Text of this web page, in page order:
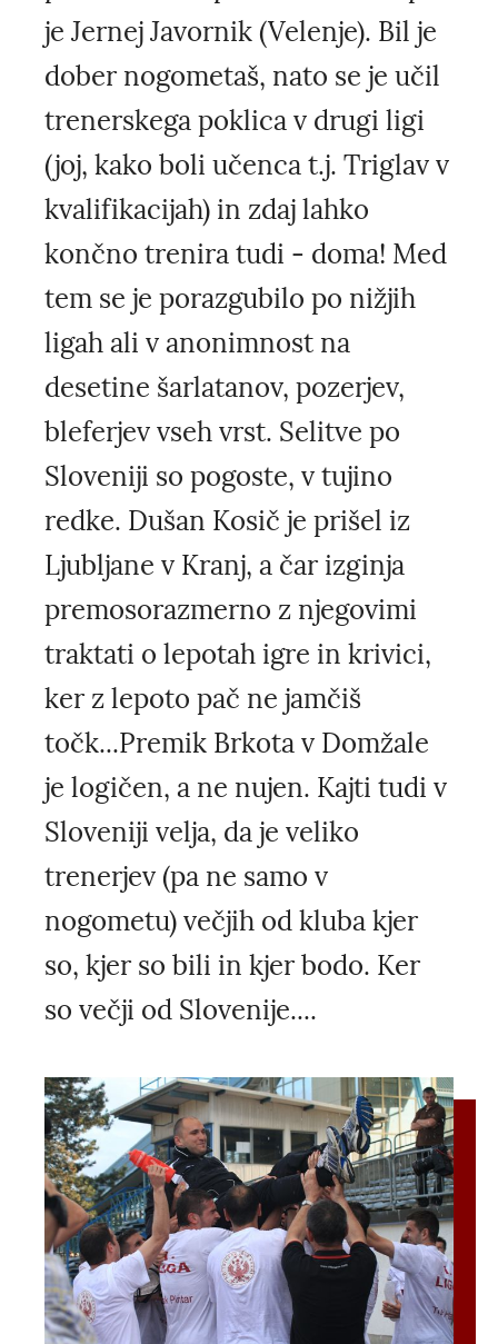
je Jernej Javornik (Velenje). Bil je
dober nogometaš, nato se je učil
trenerskega poklica v drugi ligi
(joj, kako boli učenca t.j. Triglav v
kvalifikacijah) in zdaj lahko
končno trenira tudi - doma! Med
tem se je porazgubilo po nižjih
ligah ali v anonimnost na
desetine šarlatanov, pozerjev,
bleferjev vseh vrst. Selitve po
Sloveniji so pogoste, v tujino
redke. Dušan Kosič je prišel iz
Ljubljane v Kranj, a čar izginja
premosorazmerno z njegovimi
traktati o lepotah igre in krivici,
ker z lepoto pač ne jamčiš
točk...Premik Brkota v Domžale
je logičen, a ne nujen. Kajti tudi v
Sloveniji velja, da je veliko
trenerjev (pa ne samo v
nogometu) večjih od kluba kjer
so, kjer so bili in kjer bodo. Ker
so večji od Slovenije....